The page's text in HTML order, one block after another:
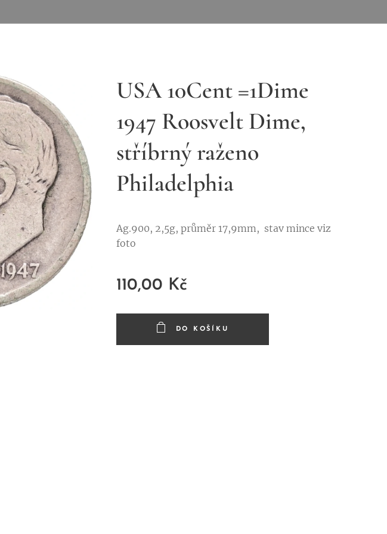
USA 10Cent =1Dime
1947 Roosvelt Dime,
stříbrný raženo
Philadelphia
Ag.900, 2,5g, průměr 17,9mm, stav mince viz
foto
110,00 Kč
DO KOŠÍKU